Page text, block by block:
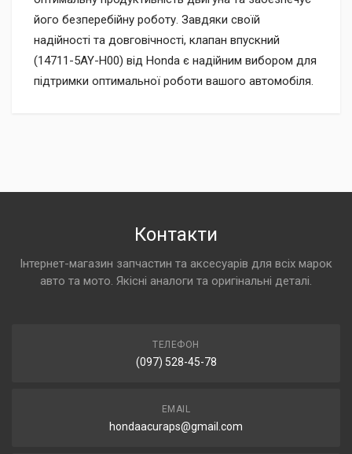
його безперебійну роботу. Завдяки своїй
надійності та довговічності, клапан впускний
(14711-5AY-H00) від Honda є надійним вибором для
підтримки оптимальної роботи вашого автомобіля.
Контакти
Інтернет-магазин запчастин та аксесуарів для всіх марок
авто та мото. Якісні аналоги та оригінальні деталі.
ТЕЛЕФОН
(097) 528-45-78
EMAIL
hondaacuraps@gmail.com